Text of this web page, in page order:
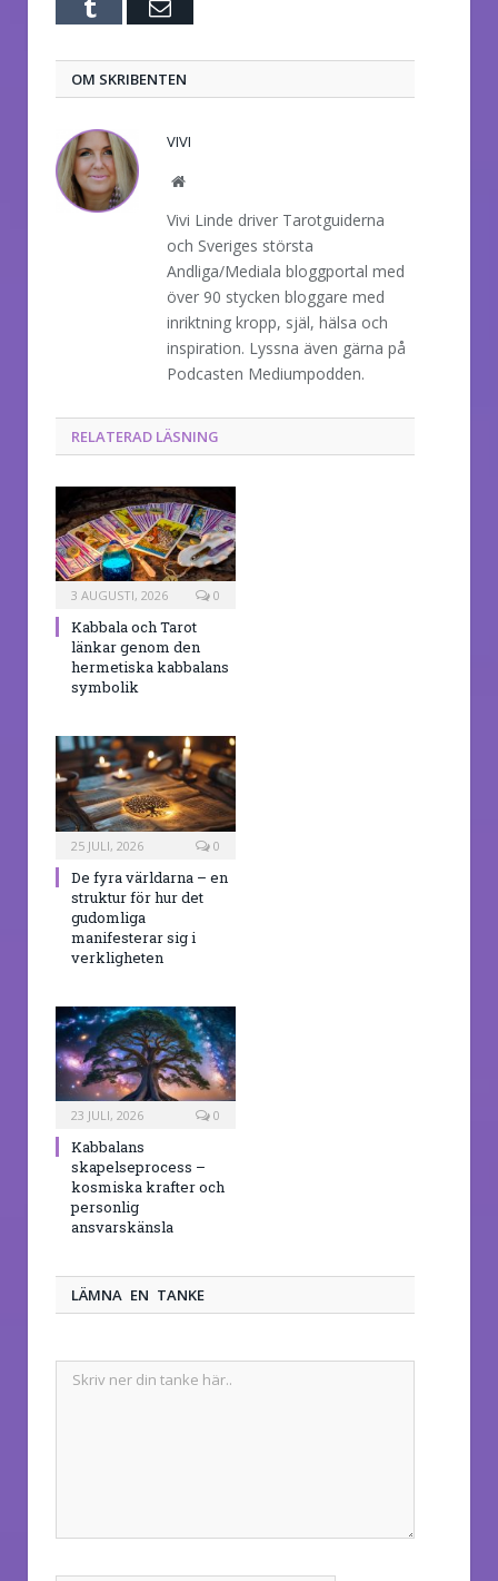
Tumblr E-
OM SKRIBENTEN
VIVI
Website
Vivi Linde driver Tarotguiderna
och Sveriges största
Andliga/Mediala bloggportal med
över 90 stycken bloggare med
inriktning kropp, själ, hälsa och
inspiration. Lyssna även gärna på
Podcasten Mediumpodden.
RELATERAD LÄSNING
3 AUGUSTI, 2026 0
Kabbala och Tarot
länkar genom den
hermetiska kabbalans
symbolik
25 JULI, 2026 0
De fyra världarna – en
struktur för hur det
gudomliga
manifesterar sig i
verkligheten
23 JULI, 2026 0
Kabbalans
skapelseprocess –
kosmiska krafter och
personlig
ansvarskänsla
LÄMNA EN TANKE